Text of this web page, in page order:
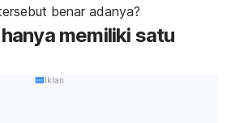
benar adanya?
memiliki satu
Iklan